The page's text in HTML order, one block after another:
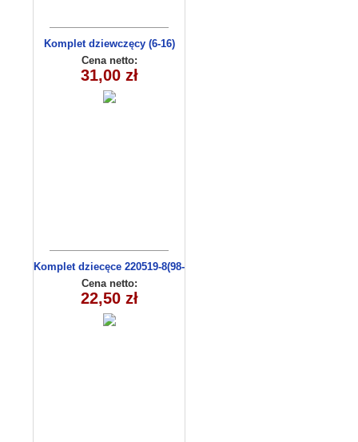
Komplet dziewczęcy (6-16)
9634
Cena netto:
31,00 zł
Komplet dziecęce 220519-8(98-
116 m)
Cena netto:
22,50 zł